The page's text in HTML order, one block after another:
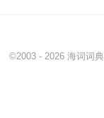
©2003 - 2026 海词词典